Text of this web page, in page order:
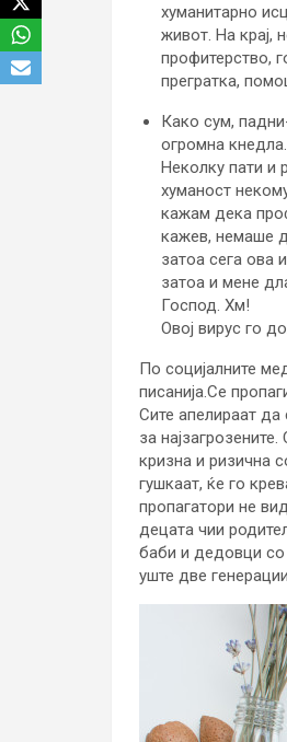
хуманитарно
живот. На крај,
профитерство,
прегратка,
Како сум,
огромна
Неколку пати и
хуманост
кажам дека
кажев, немаше
затоа сега ова
затоа и мене
Господ. Хм!
Овој вирус го
По социјалните
писанија.Се
Сите апелираат
за
кризна и ризична
гушкаат, ќе го
пропагатори не
децата чии
баби и дедовци со
уште две